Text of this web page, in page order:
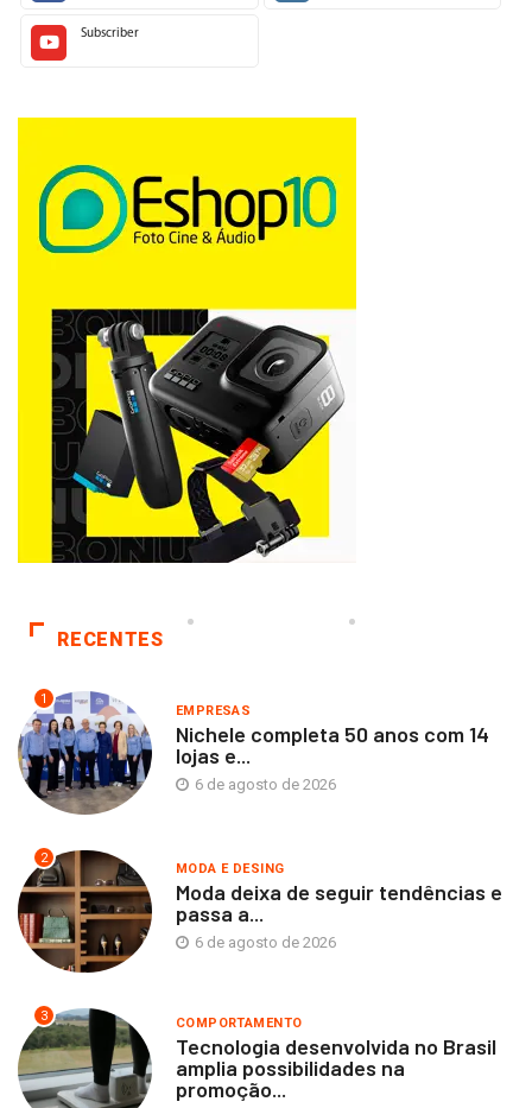
Subscriber
RECENTES
1
EMPRESAS
Nichele completa 50 anos com 14
lojas e...
6 de agosto de 2026
2
MODA E DESING
Moda deixa de seguir tendências e
passa a...
6 de agosto de 2026
3 COMPORTAMENTO
Tecnologia desenvolvida no Brasil
amplia possibilidades na
promoção...